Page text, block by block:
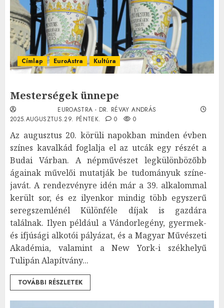
Címlap EuroAstra Kultúra
Mesterségek ünnepe
EUROASTRA - DR. RÉVAY ANDRÁS
2025.AUGUSZTUS.29. PÉNTEK.
0 0
Az augusztus 20. körüli napokban minden évben
színes kavalkád foglalja el az utcák egy részét a
Budai Várban. A népművészet legkülönbözőbb
ágainak művelői mutatják be tudományuk színe-
javát. A rendezvényre idén már a 39. alkalommal
került sor, és ez ilyenkor mindig több egyszerű
seregszemlénél Különféle díjak is gazdára
találnak. Ilyen például a Vándorlegény, gyermek-
és ifjúsági alkotói pályázat, és a Magyar Művészeti
Akadémia, valamint a New York-i székhelyű
Tulipán Alapítvány...
TOVÁBBI RÉSZLETEK